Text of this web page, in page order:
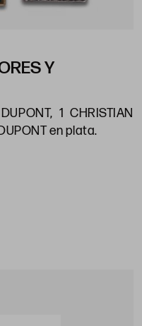
Y
1 CHRISTIAN
en plata.